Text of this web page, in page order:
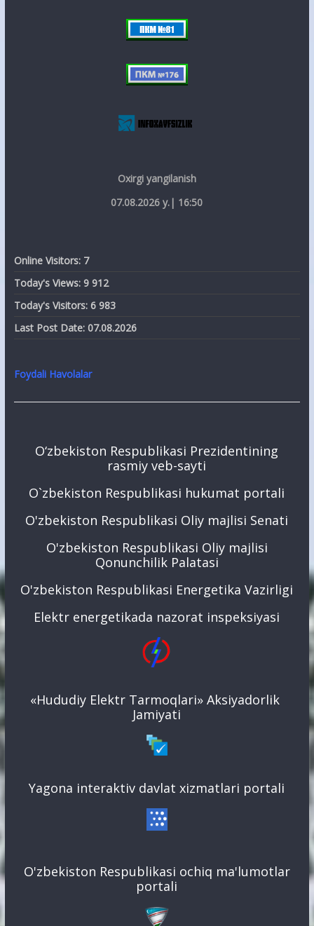
Oxirgi yangilanish
07.08.2026 y.| 16:50
Online Visitors: 7
Today's Views: 9 912
Today's Visitors: 6 983
Last Post Date: 07.08.2026
Foydali Havolalar
O‘zbekiston Respublikasi Prezidentining
rasmiy veb-sayti
O`zbekiston Respublikasi hukumat portali
O'zbekiston Respublikasi Oliy majlisi Senati
O'zbekiston Respublikasi Oliy majlisi
Qonunchilik Palatasi
O'zbekiston Respublikasi Energetika Vazirligi
Elektr energetikada nazorat inspeksiyasi
«Hududiy Elektr Tarmoqlari» Aksiyadorlik
Jamiyati
Yagona interaktiv davlat xizmatlari portali
O'zbekiston Respublikasi ochiq ma'lumotlar
portali